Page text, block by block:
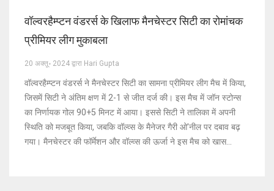
वॉल्वरहैम्प्टन वंडरर्स के खिलाफ मैनचेस्टर सिटी का रोमांचक
प्रीमियर लीग मुकाबला
20 अक्तू॰ 2024 द्वारा Hari Gupta
वॉल्वरहैम्प्टन वंडरर्स ने मैनचेस्टर सिटी का सामना प्रीमियर लीग मैच में किया,
जिसमें सिटी ने अंतिम क्षण में 2-1 से जीत दर्ज की। इस मैच में जॉन स्टोन्स
का निर्णायक गोल 90+5 मिनट में आया। इससे सिटी ने तालिका में अपनी
स्थिति को मजबूत किया, जबकि वॉल्व्स के मैनेजर गैरी ओ'नील पर दबाव बढ़
गया। मैनचेस्टर की फॉर्मेशन और वॉल्व्स की ऊर्जा ने इस मैच को खास